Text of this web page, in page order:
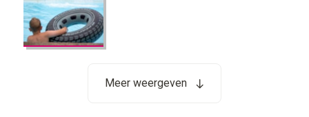
Meer weergeven